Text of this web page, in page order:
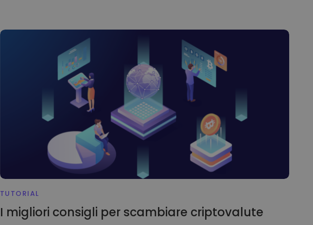
TUTORIAL
I migliori consigli per scambiare criptovalute